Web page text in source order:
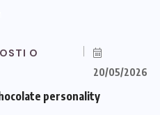
O
20/05/2026
personality